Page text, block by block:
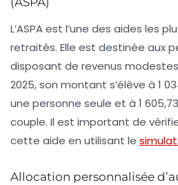
L’ASPAest l’une des aides les
retraités. Elle est destinée aux
disposant de revenus
2025, son montant s’élève à 1
une personne seule et à 1
couple. Il est important de
cette aide en utilisant le
Allocation personnalisée